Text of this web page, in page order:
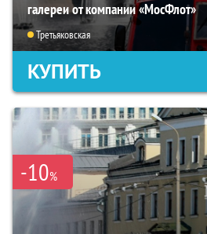
галереи от компании «МосФлот»
Третьяковская
КУПИТЬ
-10%